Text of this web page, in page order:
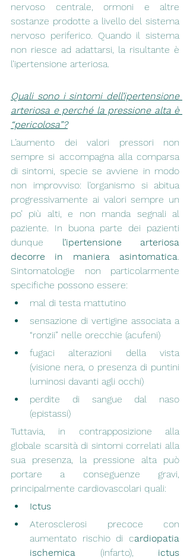
nervoso centrale, ormoni e altre
sostanze prodotte a livello del sistema
nervoso periferico. Quando il sistema
non riesce ad adattarsi, la risultante è
l’ipertensione arteriosa.
Quali sono i sintomi dell’ipertensione
arteriosa e perché la pressione alta è
“pericolosa”?
L’aumento dei valori pressori non
sempre si accompagna alla comparsa
di sintomi, specie se avviene in modo
non improvviso: l’organismo si abitua
progressivamente ai valori sempre un
po’ più alti, e non manda segnali al
paziente. In buona parte dei pazienti
dunque l’ipertensione arteriosa
decorre in maniera asintomatica
Sintomatologie non particolarmente
specifiche possono essere:
mal di testa mattutino
sensazione di vertigine associata a
“ronzii” nelle orecchie (acufeni)
fugaci alterazioni della vista
(visione nera, o presenza di puntini
luminosi davanti agli occhi)
perdite di sangue dal naso
(epistassi)
Tuttavia, in contrapposizione alla
globale scarsità di sintomi correlati alla
sua presenza, la pressione alta può
portare a conseguenze gravi,
principalmente cardiovascolari quali:
Ictus
Aterosclerosi precoce con
aumentato rischio di cardiopatia
ischemica (infarto), ictus